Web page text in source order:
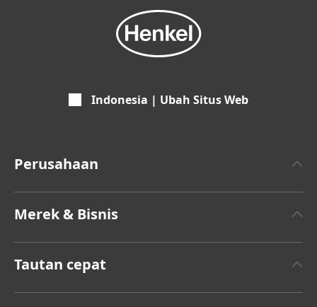
Indonesia | Ubah Situs Web
Perusahaan
Rilis Berita Terbaru
Laporan Tahunan
Merek & Bisnis
Tautan cepat